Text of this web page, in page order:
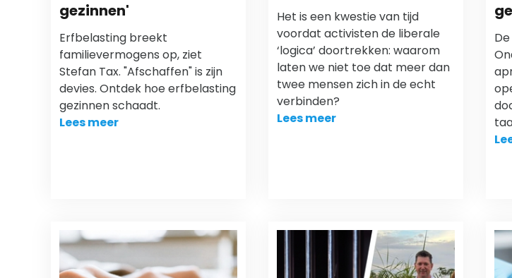
gezinnen'
Erfbelasting breekt
familievermogens op, ziet
Stefan Tax. "Afschaffen" is zijn
devies. Ontdek hoe erfbelasting
gezinnen schaadt.
Lees meer
Het is een kwestie van tijd
voordat activisten de liberale
‘logica’ doortrekken: waarom
laten we niet toe dat meer dan
twee mensen zich in de echt
verbinden?
Lees meer